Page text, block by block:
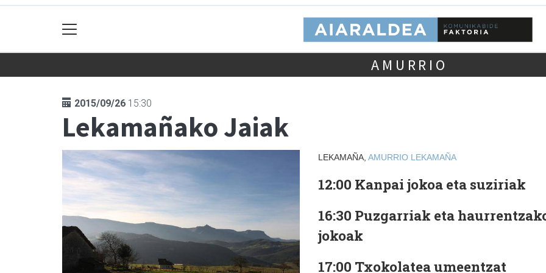
AMURRIO
2015/09/26 15:30
Lekamañako Jaiak
LEKAMAÑA, AMURRIO LEKAMAÑA
12:00 Kanpai jokoa eta suziriak
16:30 Puzgarriak eta
jokoak
17:00 Txokolatea umeentzat